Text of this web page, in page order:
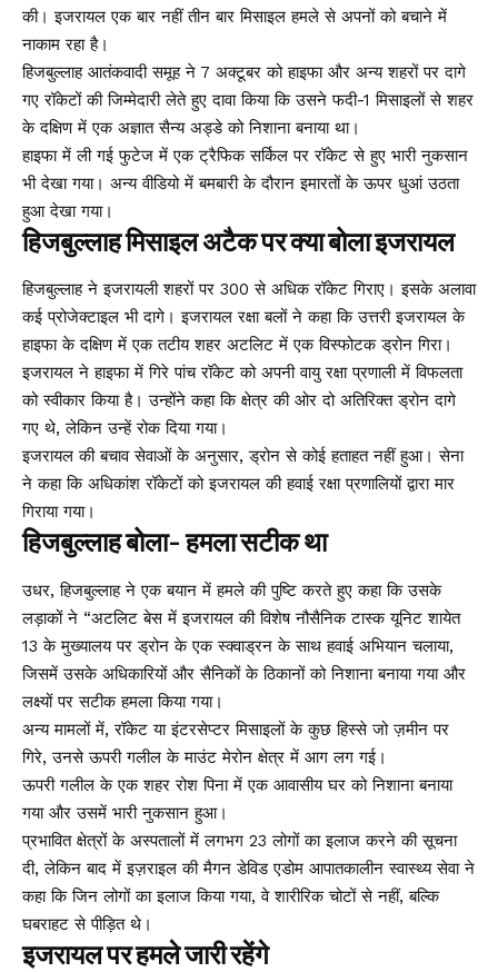
की। इजरायल एक बार नहीं तीन बार मिसाइल हमले से अपनों को बचाने में
नाकाम रहा है।
हिजबुल्लाह आतंकवादी समूह ने 7 अक्टूबर को हाइफा और अन्य शहरों पर दागे
गए रॉकेटों की जिम्मेदारी लेते हुए दावा किया कि उसने फदी-1 मिसाइलों से शहर
के दक्षिण में एक अज्ञात सैन्य अड्डे को निशाना बनाया था।
हाइफा में ली गई फुटेज में एक ट्रैफिक सर्किल पर रॉकेट से हुए भारी नुकसान
भी देखा गया। अन्य वीडियो में बमबारी के दौरान इमारतों के ऊपर धुआं उठता
हुआ देखा गया।
हिजबुल्लाह मिसाइल अटैक पर क्या बोला इजरायल
हिजबुल्लाह ने इजरायली शहरों पर 300 से अधिक रॉकेट गिराए। इसके अलावा
कई प्रोजेक्टाइल भी दागे। इजरायल रक्षा बलों ने कहा कि उत्तरी इजरायल के
हाइफा के दक्षिण में एक तटीय शहर अटलिट में एक विस्फोटक ड्रोन गिरा।
इजरायल ने हाइफा में गिरे पांच रॉकेट को अपनी वायु रक्षा प्रणाली में विफलता
को स्वीकार किया है। उन्होंने कहा कि क्षेत्र की ओर दो अतिरिक्त ड्रोन दागे
गए थे, लेकिन उन्हें रोक दिया गया।
इजरायल की बचाव सेवाओं के अनुसार, ड्रोन से कोई हताहत नहीं हुआ। सेना
ने कहा कि अधिकांश रॉकेटों को इजरायल की हवाई रक्षा प्रणालियों द्वारा मार
गिराया गया।
हिजबुल्लाह बोला- हमला सटीक था
उधर, हिजबुल्लाह ने एक बयान में हमले की पुष्टि करते हुए कहा कि उसके
लड़ाकों ने “अटलिट बेस में इजरायल की विशेष नौसैनिक टास्क यूनिट शायेत
13 के मुख्यालय पर ड्रोन के एक स्क्वाड्रन के साथ हवाई अभियान चलाया,
जिसमें उसके अधिकारियों और सैनिकों के ठिकानों को निशाना बनाया गया और
लक्ष्यों पर सटीक हमला किया गया।
अन्य मामलों में, रॉकेट या इंटरसेप्टर मिसाइलों के कुछ हिस्से जो ज़मीन पर
गिरे, उनसे ऊपरी गलील के माउंट मेरोन क्षेत्र में आग लग गई।
ऊपरी गलील के एक शहर रोश पिना में एक आवासीय घर को निशाना बनाया
गया और उसमें भारी नुकसान हुआ।
प्रभावित क्षेत्रों के अस्पतालों में लगभग 23 लोगों का इलाज करने की सूचना
दी, लेकिन बाद में इज़राइल की मैगन डेविड एडोम आपातकालीन स्वास्थ्य सेवा ने
कहा कि जिन लोगों का इलाज किया गया, वे शारीरिक चोटों से नहीं, बल्कि
घबराहट से पीड़ित थे।
इजरायल पर हमले जारी रहेंगे